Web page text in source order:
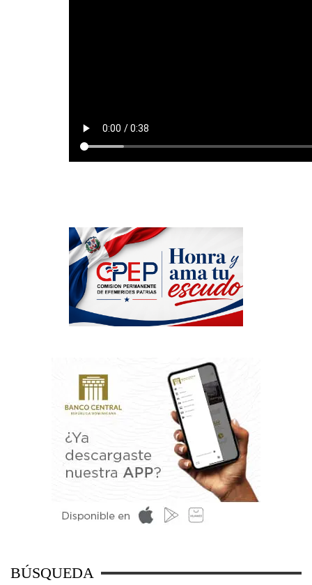
BÚSQUEDA